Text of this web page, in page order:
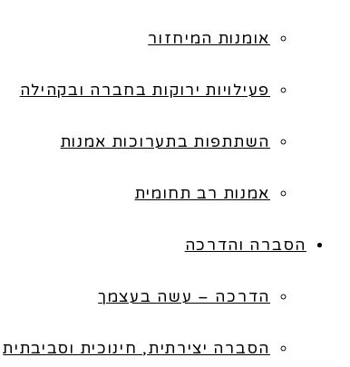
אומנות המיחזור
פעילויות ירוקות בחברה ובקהילה
השתתפות בתערוכות אמנות
אמנות רב תחומית
הסברה והדרכה
הדרכה – עשה בעצמך
הסברה יצירתית, חינוכית וסביבתית